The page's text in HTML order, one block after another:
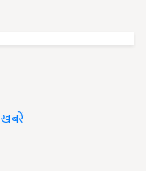
ख़बरें